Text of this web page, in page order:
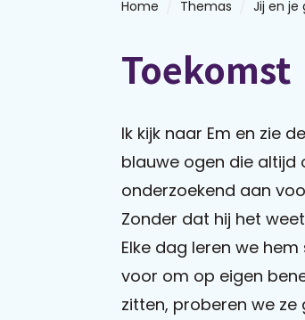
Home Themas Jij en je
Toekomst
Ik kijk naar Em en zie
blauwe ogen die altijd
onderzoekend aan
Zonder dat hij het
Elke dag leren we
voor om op eigen
zitten, proberen we ze